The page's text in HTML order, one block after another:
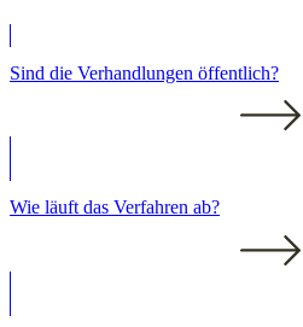
Sind die Verhandlungen öffentlich?
Wie läuft das Verfahren ab?